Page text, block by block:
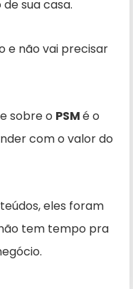
sua casa.
e não vai precisar
sobre o PSMé o
com o valor do
eles foram
tem tempo pra